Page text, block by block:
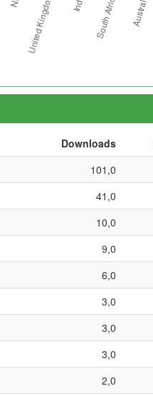
Downloads
101,0
41,0
10,0
9,0
6,0
3,0
3,0
3,0
2,0